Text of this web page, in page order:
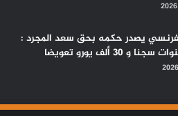
يصدر حكمه بحق سعد المجرد :
30 ألف يورو تعويضا